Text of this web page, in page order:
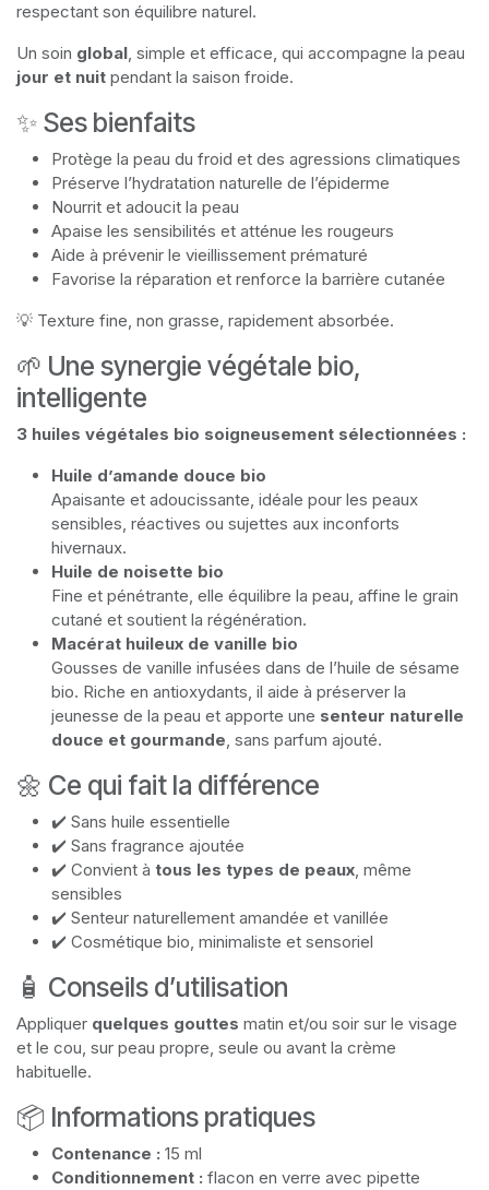
respectant son équilibre naturel.
Un soin global, simple et efficace, qui accompagne la peau
jour et nuit pendant la saison froide.
✨ Ses bienfaits
Protège la peau du froid et des agressions climatiques
Préserve l’hydratation naturelle de l’épiderme
Nourrit et adoucit la peau
Apaise les sensibilités et atténue les rougeurs
Aide à prévenir le vieillissement prématuré
Favorise la réparation et renforce la barrière cutanée
💡 Texture fine, non grasse, rapidement absorbée.
🌱 Une synergie végétale bio,
intelligente
3 huiles végétales bio soigneusement sélectionnées :
Huile d’amande douce bio
Apaisante et adoucissante, idéale pour les peaux
sensibles, réactives ou sujettes aux inconforts
hivernaux.
Huile de noisette bio
Fine et pénétrante, elle équilibre la peau, affine le grain
cutané et soutient la régénération.
Macérat huileux de vanille bio
Gousses de vanille infusées dans de l’huile de sésame
bio. Riche en antioxydants, il aide à préserver la
jeunesse de la peau et apporte une senteur naturelle
douce et gourmande, sans parfum ajouté.
🌼 Ce qui fait la différence
✔️ Sans huile essentielle
✔️ Sans fragrance ajoutée
✔️ Convient à tous les types de peaux, même
sensibles
✔️ Senteur naturellement amandée et vanillée
✔️ Cosmétique bio, minimaliste et sensoriel
🧴 Conseils d’utilisation
Appliquer quelques gouttes matin et/ou soir sur le visage
et le cou, sur peau propre, seule ou avant la crème
habituelle.
📦 Informations pratiques
Contenance : 15 ml
Conditionnement : flacon en verre avec pipette